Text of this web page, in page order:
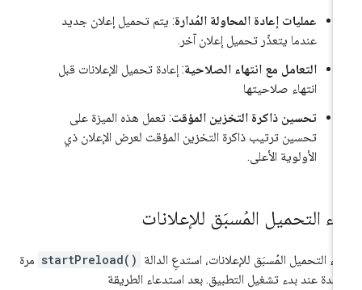
عمليات إعادة المحاولة المُدارة: يتم تحميل إعلان جديد
عندما يتعذّر تحميل إعلان آخر.
التعامل مع انتهاء الصلاحية: إعادة تحميل الإعلانات قبل
انتهاء صلاحيتها
تحسين ذاكرة التخزين المؤقت: تعمل هذه الميزة على
تحسين ترتيب ذاكرة التخزين المؤقت لعرض الإعلان ذي
الأولوية الأعلى.
التحميل المُسبَق للإعلانات
التحميل المُسبَق للإعلانات، استدعِ الدالة startPreload() مرة
عند بدء تشغيل التطبيق. بعد استدعاء الطريقة